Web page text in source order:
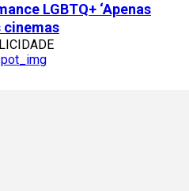
LGBTQ+ ‘Apenas
cinemas